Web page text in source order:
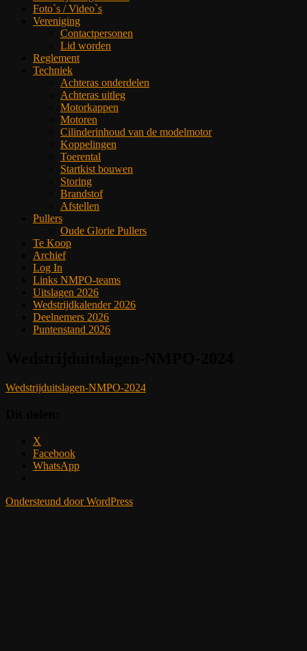
Foto`s / Video`s
Vereniging
Contactpersonen
Lid worden
Reglement
Techniek
Achteras onderdelen
Achteras uitleg
Motorkappen
Motoren
Cilinderinhoud van de modelmotor
Koppelingen
Toerental
Startkist bouwen
Storing
Brandstof
Afstellen
Pullers
Oude Glorie Pullers
Te Koop
Archief
Log In
Links NMPO-teams
Uitslagen 2026
Wedstrijdkalender 2026
Deelnemers 2026
Puntenstand 2026
Wedstrijduitslagen-NMPO-2024
X
Facebook
WhatsApp
Ondersteund door WordPress